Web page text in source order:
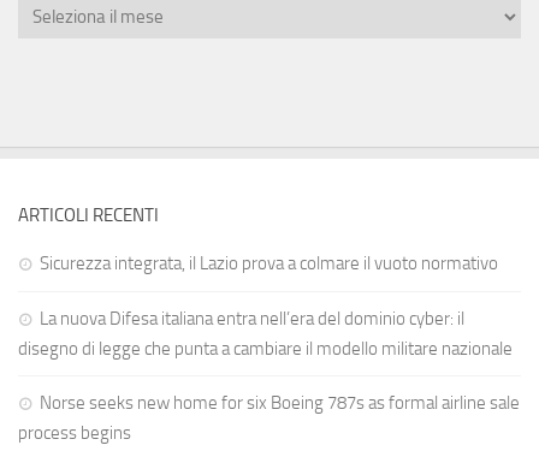
ARTICOLI RECENTI
Sicurezza integrata, il Lazio prova a colmare il vuoto normativo
La nuova Difesa italiana entra nell’era del dominio cyber: il
disegno di legge che punta a cambiare il modello militare nazionale
Norse seeks new home for six Boeing 787s as formal airline sale
process begins